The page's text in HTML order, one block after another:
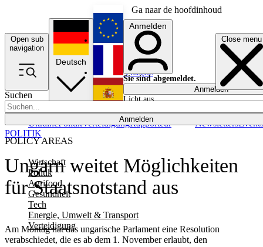
Ga naar de hoofdinhoud
Open sub
navigation
Close menu
Suchen
Anmelden
POLICY AREAS
Wirtschaft
Politik
Agrifood
Gesundheit
Tech
Energie, Umwelt & Transport
Verteidigung
UkrainePolitikVerteidigungRapporteur NewslettersEvents
Deutsch
English
Français
Anmelden
Sie sind abgemeldet.
Anmelden
Licht aus
Ungarn weitet Möglichkeiten
für Staatsnotstand aus
Am Montag hat das ungarische Parlament eine Resolution
verabschiedet, die es ab dem 1. November erlaubt, den
POLITIK